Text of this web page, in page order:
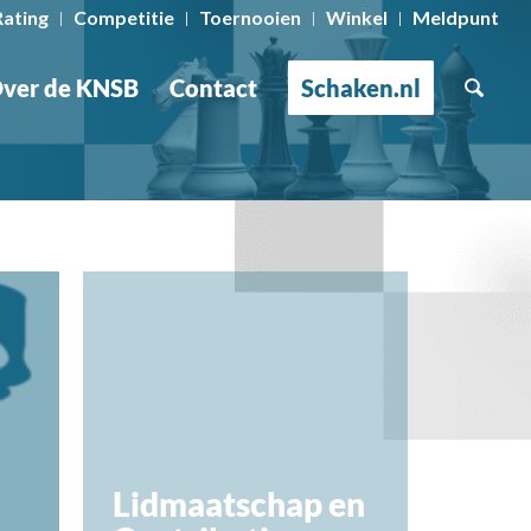
Competitie Toernooien Winkel Meldpunt
de KNSB Contact Schaken.nl
Lidmaatschap en